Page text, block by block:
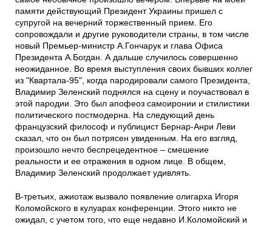
памяти действующий Президент Украины пришел с
супругой на вечерний торжественный прием. Его
сопровождали и другие руководители страны, в том числе
новый Премьер-министр А.Гончарук и глава Офиса
Президента А.Богдан. А дальше случилось совершенно
неожиданное. Во время выступления своих бывших коллег
из "Квартала-95", когда пародировали самого Президента,
Владимир Зеленский поднялся на сцену и поучаствовал в
этой пародии. Это был апофеоз самоиронии и стилистики
политического постмодерна. На следующий день
французский философ и публицист Бернар-Анри Леви
сказал, что он был потрясен увиденным. На его взгляд,
произошло нечто беспрецедентное – смешение
реальности и ее отражения в одном лице. В общем,
Владимир Зеленский продолжает удивлять.
В-третьих, ажиотаж вызвало появление олигарха Игоря
Коломойского в кулуарах конференции. Этого никто не
ожидал, с учетом того, что еще недавно И.Коломойский и